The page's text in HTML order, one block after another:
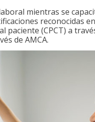
mientras se
reconocidas
paciente (CPCT) a
de AMCA.